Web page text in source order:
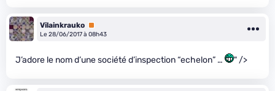
Vilainkrauko Premium
Le 28/06/2017 à 08h43
J’adore le nom d’une société d’inspection “echelon” … " />